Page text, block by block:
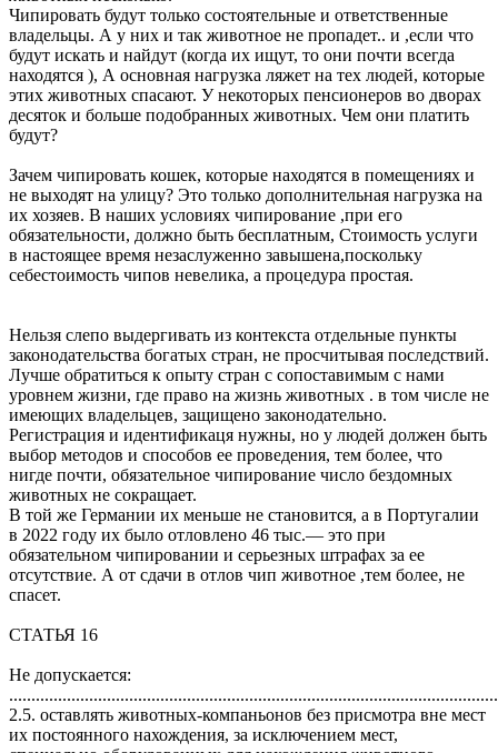
Чипировать будут только состоятельные и ответственные
владельцы. А у них и так животное не пропадет.. и ,если что
будут искать и найдут (когда их ищут, то они почти всегда
находятся ), А основная нагрузка ляжет на тех людей, которые
этих животных спасают. У некоторых пенсионеров во дворах
десяток и больше подобранных животных. Чем они платить
будут?
Зачем чипировать кошек, которые находятся в помещениях и
не выходят на улицу? Это только дополнительная нагрузка на
их хозяев. В наших условиях чипирование ,при его
обязательности, должно быть бесплатным, Стоимость услуги
в настоящее время незаслуженно завышена,поскольку
себестоимость чипов невелика, а процедура простая.
Нельзя слепо выдергивать из контекста отдельные пункты
законодательства богатых стран, не просчитывая последствий.
Лучше обратиться к опыту стран с сопоставимым с нами
уровнем жизни, где право на жизнь животных . в том числе не
имеющих владельцев, защищено законодательно.
Регистрация и идентификаця нужны, но у людей должен быть
выбор методов и способов ее проведения, тем более, что
нигде почти, обязательное чипирование число бездомных
животных не сокращает.
В той же Германии их меньше не становится, а в Португалии
в 2022 году их было отловлено 46 тыс.— это при
обязательном чипировании и серьезных штрафах за ее
отсутствие. А от сдачи в отлов чип животное ,тем более, не
спасет.
СТАТЬЯ 16
Не допускается:
2.5. оставлять животных-компаньонов без присмотра вне мест
их постоянного нахождения, за исключением мест,